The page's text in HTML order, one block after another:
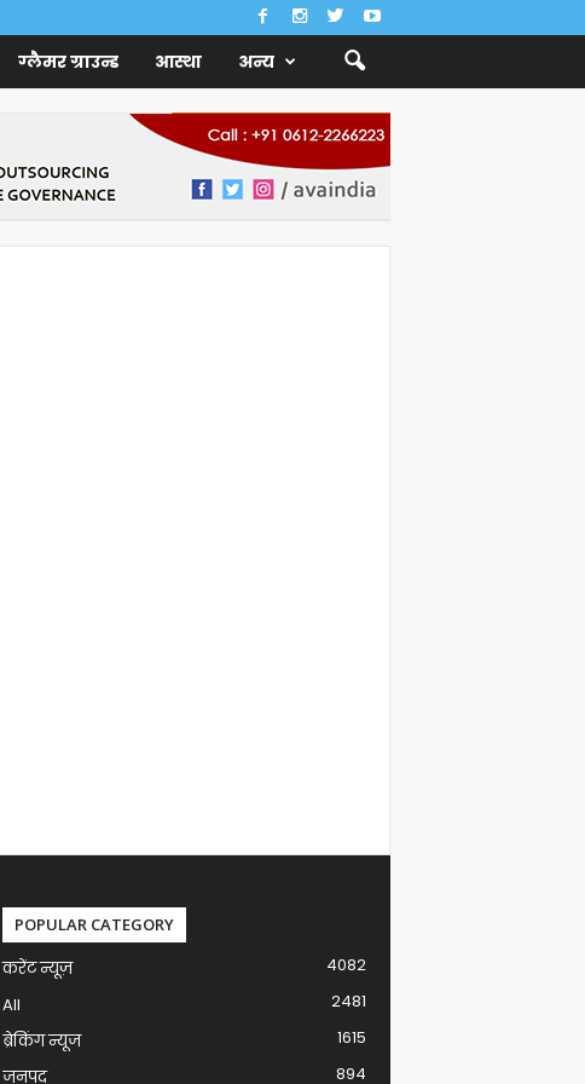
ग्लैमर ग्राउन्ड आस्था अन्य
POPULAR CATEGORY
करेंट न्यूज़
4082
All
2481
ब्रेकिंग न्यूज
1615
जनपद
894